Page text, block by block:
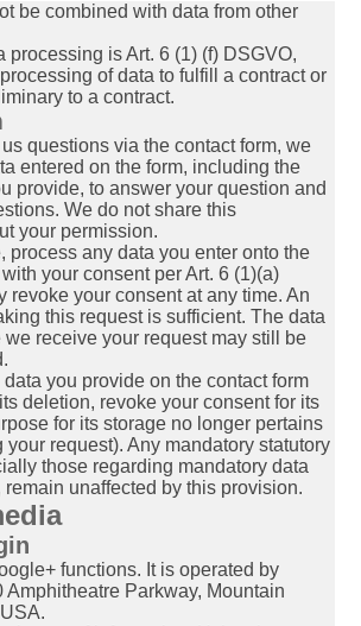
be combined with data from other
processing is Art. 6 (1) (f) DSGVO,
of data to fulfill a contract or
to a contract.
questions via the contact form, we
entered on the form, including the
provide, to answer your question and
We do not share this
your permission.
process any data you enter onto the
your consent per Art. 6 (1)(a)
revoke your consent at any time. An
this request is sufficient. The data
we receive your request may still be
you provide on the contact form
deletion, revoke your consent for its
for its storage no longer pertains
your request). Any mandatory statutory
those regarding mandatory data
unaffected by this provision.
functions. It is operated by
Amphitheatre Parkway, Mountain